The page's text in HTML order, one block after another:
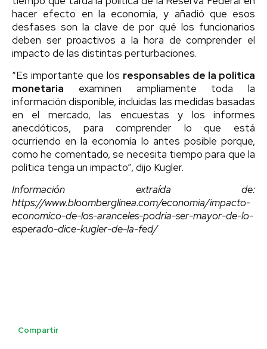
hacer efecto en la economía, y añadió que esos
desfases son la clave de por qué los funcionarios
deben ser proactivos a la hora de comprender el
impacto de las distintas perturbaciones.
“Es importante que los responsables de la política
monetaria examinen ampliamente toda la
información disponible, incluidas las medidas basadas
en el mercado, las encuestas y los informes
anecdóticos, para comprender lo que está
ocurriendo en la economía lo antes posible porque,
como he comentado, se necesita tiempo para que la
política tenga un impacto”, dijo Kugler.
Información extraída de:
https://www.bloomberglinea.com/economia/impacto-
economico-de-los-aranceles-podria-ser-mayor-de-lo-
esperado-dice-kugler-de-la-fed/
Compartir